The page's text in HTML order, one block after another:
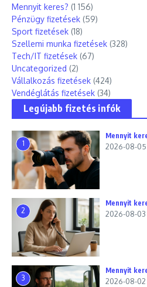
Mennyit keres? (1 156)
Pénzügy fizetések (59)
Sport fizetések (18)
Szellemi munka fizetések (328)
Tech/IT fizetések (67)
Uncategorized (2)
Vállalkozás fizetések (424)
Vendéglátás fizetések (34)
Legújabb fizetés infók
1
Mennyit
2026-08-05
2
Mennyit
2026-08-03
3
Mennyit
2026-08-02